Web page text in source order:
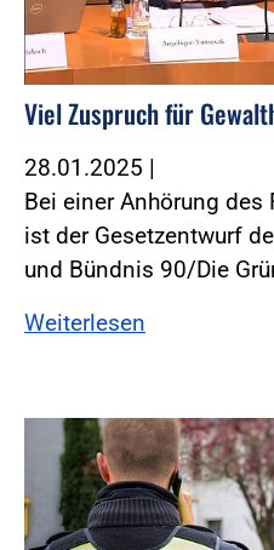
Viel Zuspruch für
28.01.2025 |
Bei einer Anhörung
ist der Gesetzentwurf
und Bündnis 90/Die
Weiterlesen